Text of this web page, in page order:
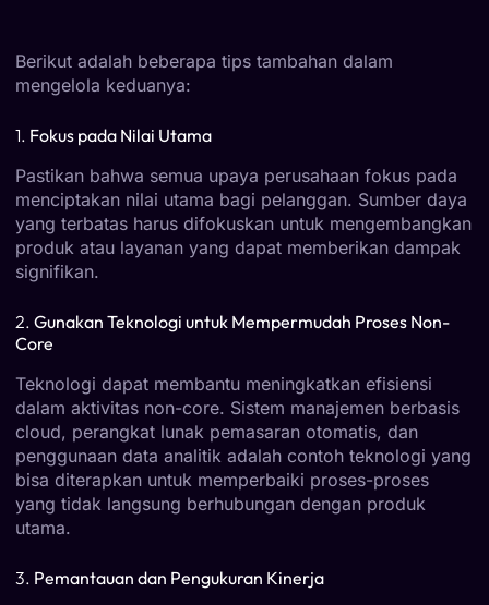
Berikut adalah beberapa tips tambahan dalam
mengelola keduanya:
1. Fokus pada Nilai Utama
Pastikan bahwa semua upaya perusahaan fokus pada
menciptakan nilai utama bagi pelanggan. Sumber daya
yang terbatas harus difokuskan untuk mengembangkan
produk atau layanan yang dapat memberikan dampak
signifikan.
2. Gunakan Teknologi untuk Mempermudah Proses Non-
Core
Teknologi dapat membantu meningkatkan efisiensi
dalam aktivitas non-core. Sistem manajemen berbasis
cloud, perangkat lunak pemasaran otomatis, dan
penggunaan data analitik adalah contoh teknologi yang
bisa diterapkan untuk memperbaiki proses-proses
yang tidak langsung berhubungan dengan produk
utama.
3. Pemantauan dan Pengukuran Kinerja